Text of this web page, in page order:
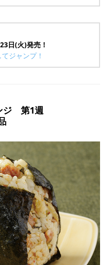
＆塩 51％以上増量
51％増量 10枚入
えび塩味 51％増量 90g
！炭火焼きゆず胡椒
ズの旨みを感じるチーズ
ルパス® 51％増量 109g
ーパー フィグの香り 2個
ー（中辛）
日(火)発売！
ジャンプ！
イップ
大盛 51％増量
増量 45.5g
ムネスポーツドリンク味
リーム風味 51％増量
上増量 950ml
ィー 51%以上増量 1L
ン＆あらびきチョリソー
ジ 第1週